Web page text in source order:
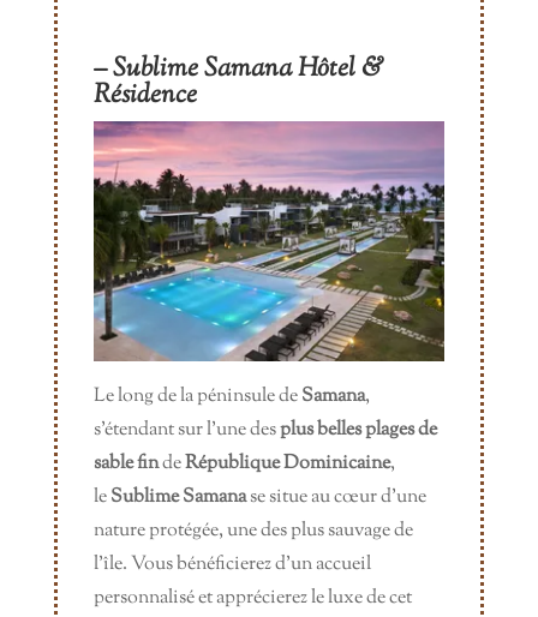
– Sublime Samana Hôtel &
Résidence
Le long de la péninsule deSamana,
s’étendant sur l’une desplus belles plages de
sable findeRépublique Dominicaine,
leSublime Samanase situe au cœur d’une
nature protégée, une des plus sauvage de
l’île. Vous bénéficierez d’un accueil
personnalisé et apprécierez le luxe de cet